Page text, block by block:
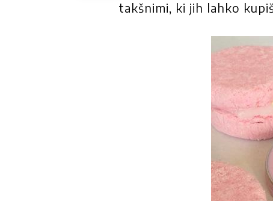
takšnimi, ki jih lahko